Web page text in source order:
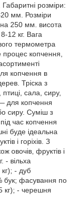
розміри:
мм. Розміри
250 мм. висота
12 кг. Вага
термометра
копчення,
копчення в
Тріска з
сала, сиру,
для копчення
сиру. Суміш з
час копчення
буде ідеальна
і горіхів. З
овочів, фруктів і
- вільха
- дуб
бук; фасування по
кг); - черешня